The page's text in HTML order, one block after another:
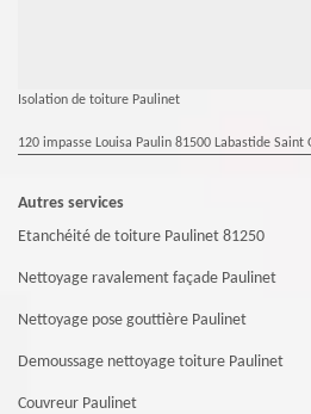
Isolation de toiture Paulinet
120 impasse Louisa Paulin 81500 Labastide Saint
Autres services
Etanchéité de toiture Paulinet 81250
Nettoyage ravalement façade Paulinet
Nettoyage pose gouttière Paulinet
Demoussage nettoyage toiture Paulinet
Couvreur Paulinet